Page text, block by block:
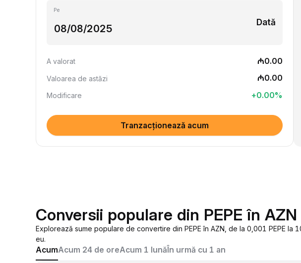
Pe
Dată
A valorat ₼0.00
Valoarea de astăzi ₼0.00
Modificare +0.00%
Tranzacționează acum
Conversii populare din PEPE în AZN
Explorează sume populare de convertire din PEPE în AZN, de la 0,001 PEPE
eu.
AcumAcum 24 de oreAcum 1 lunăÎn urmă cu 1 an